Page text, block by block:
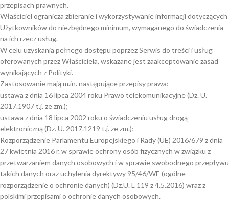
przepisach prawnych.
Właściciel ogranicza zbieranie i wykorzystywanie informacji dotyczących
Użytkowników do niezbędnego minimum, wymaganego do świadczenia
na ich rzecz usług.
W celu uzyskania pełnego dostępu poprzez Serwis do treści i usług
oferowanych przez Właściciela, wskazane jest zaakceptowanie zasad
wynikających z Polityki.
Zastosowanie mają m.in. następujące przepisy prawa:
ustawa z dnia 16 lipca 2004 roku Prawo telekomunikacyjne (Dz. U.
2017.1907 t.j. ze zm.);
ustawa z dnia 18 lipca 2002 roku o świadczeniu usług drogą
elektroniczną (Dz. U. 2017.1219 t.j. ze zm.);
Rozporządzenie Parlamentu Europejskiego i Rady (UE) 2016/679 z dnia
27 kwietnia 2016 r. w sprawie ochrony osób fizycznych w związku z
przetwarzaniem danych osobowych i w sprawie swobodnego przepływu
takich danych oraz uchylenia dyrektywy 95/46/WE (ogólne
rozporządzenie o ochronie danych) (Dz.U. L 119 z 4.5.2016) wraz z
polskimi przepisami o ochronie danych osobowych.